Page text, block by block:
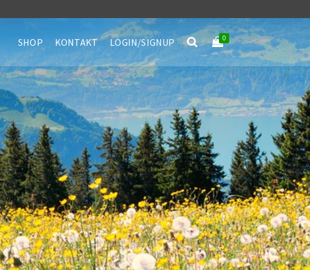
SHOP KONTAKT LOGIN/SIGNUP 0